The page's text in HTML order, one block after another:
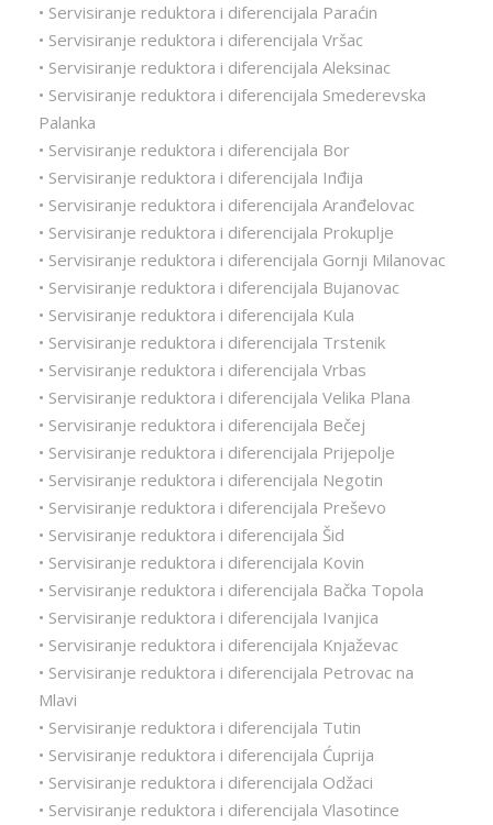
• Servisiranje reduktora i diferencijala Paraćin
• Servisiranje reduktora i diferencijala Vršac
• Servisiranje reduktora i diferencijala Aleksinac
• Servisiranje reduktora i diferencijala Smederevska
Palanka
• Servisiranje reduktora i diferencijala Bor
• Servisiranje reduktora i diferencijala Inđija
• Servisiranje reduktora i diferencijala Aranđelovac
• Servisiranje reduktora i diferencijala Prokuplje
• Servisiranje reduktora i diferencijala Gornji Milanovac
• Servisiranje reduktora i diferencijala Bujanovac
• Servisiranje reduktora i diferencijala Kula
• Servisiranje reduktora i diferencijala Trstenik
• Servisiranje reduktora i diferencijala Vrbas
• Servisiranje reduktora i diferencijala Velika Plana
• Servisiranje reduktora i diferencijala Bečej
• Servisiranje reduktora i diferencijala Prijepolje
• Servisiranje reduktora i diferencijala Negotin
• Servisiranje reduktora i diferencijala Preševo
• Servisiranje reduktora i diferencijala Šid
• Servisiranje reduktora i diferencijala Kovin
• Servisiranje reduktora i diferencijala Bačka Topola
• Servisiranje reduktora i diferencijala Ivanjica
• Servisiranje reduktora i diferencijala Knjaževac
• Servisiranje reduktora i diferencijala Petrovac na
Mlavi
• Servisiranje reduktora i diferencijala Tutin
• Servisiranje reduktora i diferencijala Ćuprija
• Servisiranje reduktora i diferencijala Odžaci
• Servisiranje reduktora i diferencijala Vlasotince